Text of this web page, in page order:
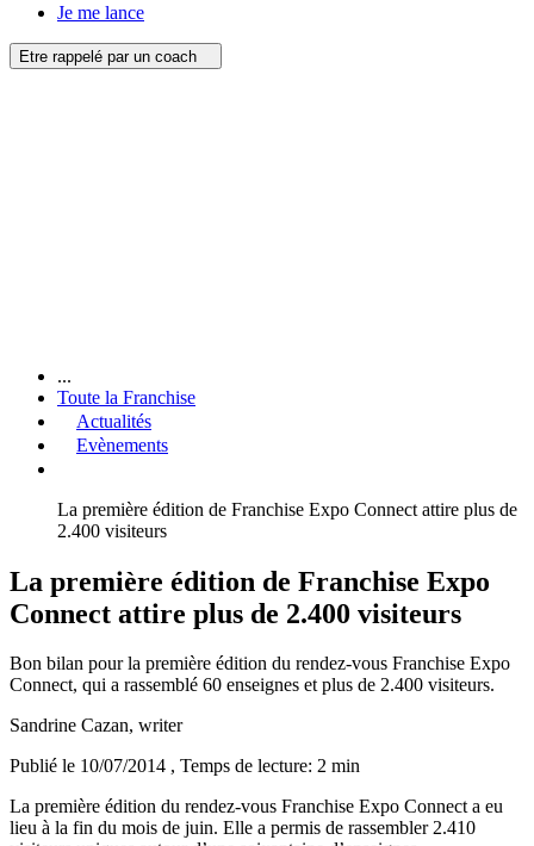
Je me lance
Etre rappelé par un coach
...
Toute la Franchise
Actualités
Evènements
La première édition de Franchise Expo Connect attire plus de
2.400 visiteurs
La première édition de Franchise Expo
Connect attire plus de 2.400 visiteurs
Bon bilan pour la première édition du rendez-vous Franchise Expo
Connect, qui a rassemblé 60 enseignes et plus de 2.400 visiteurs.
Sandrine Cazan, writer
Publié le 10/07/2014 , Temps de lecture: 2 min
La première édition du rendez-vous Franchise Expo Connect a eu
lieu à la fin du mois de juin. Elle a permis de rassembler 2.410